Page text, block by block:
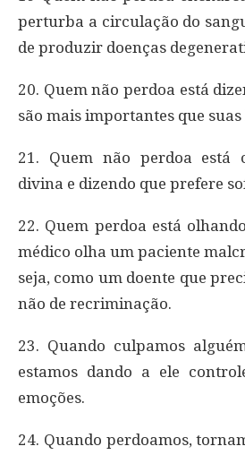
perturba a circulação do
de produzir doenças
20. Quem não perdoa está
são mais importantes que suas
21. Quem não perdoa está
divina e dizendo que prefere
22. Quem perdoa está
médico olha um paciente
seja, como um doente que
não de recriminação.
23. Quando culpamos
estamos dando a ele
emoções.
24. Quando perdoamos,